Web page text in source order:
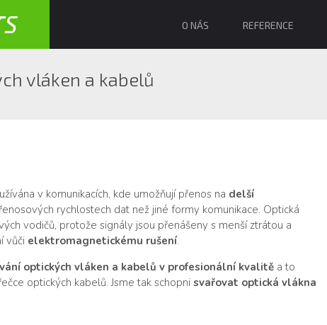
O NÁS REFERENCE
vláken a kabelů
v komunikacích, kde umožňují přenos na delší
rychlostech dat než jiné formy komunikace. Optická
vodičů, protože signály jsou přenášeny s menší ztrátou a
vůči elektromagnetickému rušení.
optických vláken a kabelů v profesionální kvalitě a to
optických kabelů. Jsme tak schopnisvařovat optická vlákna